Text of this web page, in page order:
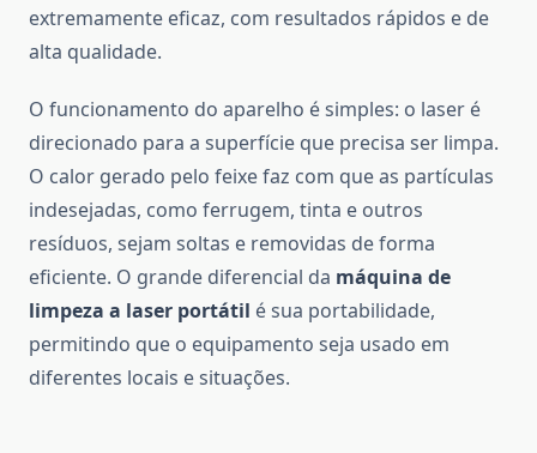
extremamente eficaz, com resultados rápidos e de
alta qualidade.
O funcionamento do aparelho é simples: o laser é
direcionado para a superfície que precisa ser limpa.
O calor gerado pelo feixe faz com que as partículas
indesejadas, como ferrugem, tinta e outros
resíduos, sejam soltas e removidas de forma
eficiente. O grande diferencial da máquina de
limpeza a laser portátil é sua portabilidade,
permitindo que o equipamento seja usado em
diferentes locais e situações.